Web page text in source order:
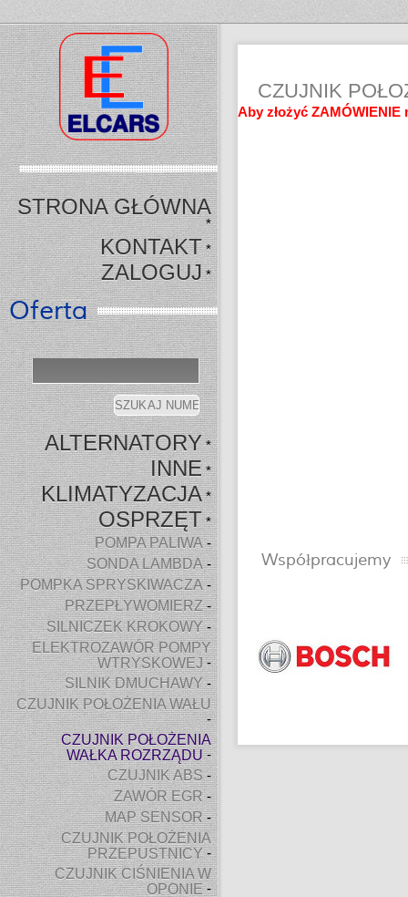
STRONA GŁÓWNA
*
KONTAKT*
ZALOGUJ*
Oferta
ALTERNATORY*
INNE*
KLIMATYZACJA*
OSPRZĘT*
POMPA PALIWA-
SONDA LAMBDA-
POMPKA SPRYSKIWACZA-
PRZEPŁYWOMIERZ-
SILNICZEK KROKOWY-
ELEKTROZAWÓR POMPY
WTRYSKOWEJ-
SILNIK DMUCHAWY-
CZUJNIK POŁOŻENIA WAŁU
-
CZUJNIK POŁOŻENIA
WAŁKA ROZRZĄDU-
CZUJNIK ABS-
ZAWÓR EGR-
MAP SENSOR-
CZUJNIK POŁOŻENIA
PRZEPUSTNICY-
CZUJNIK CIŚNIENIA W
OPONIE-
CZUJNIK
Aby złożyć ZAMÓWIENIE
Współpracujemy